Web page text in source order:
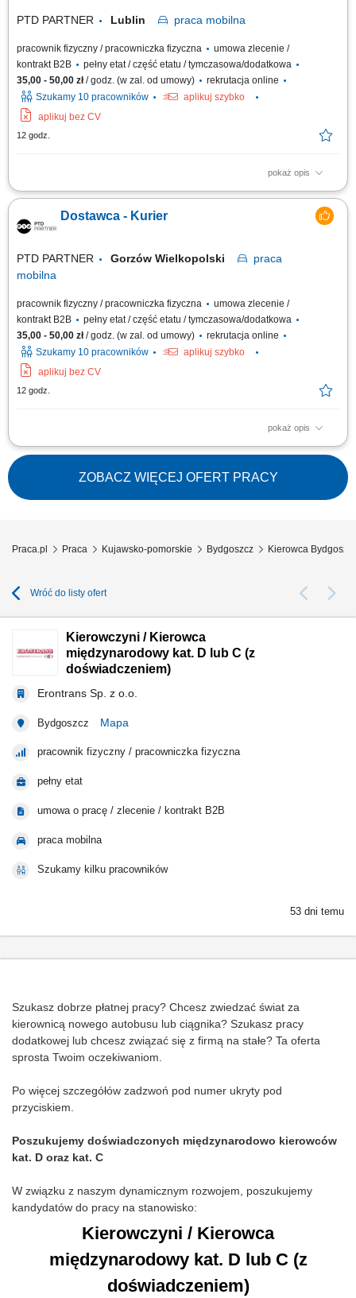
PTD PARTNER Lublin praca mobilna
pracownik fizyczny / pracowniczka fizyczna
umowa zlecenie /
kontrakt B2B
pełny etat / część etatu / tymczasowa/dodatkowa
35,00 - 50,00 zł/ godz. (w zal. od umowy)
rekrutacja online
Szukamy 10 pracowników
aplikuj szybko
aplikuj bez CV
12 godz.
pokaż opis
Zakres obowiązków Odbieranie i dostarczanie posiłków/zakupów;
Utrzymywanie dobrych relacji z klientami;
Dostawca - Kurier
PTD PARTNER Gorzów Wielkopolski
praca
mobilna
pracownik fizyczny / pracowniczka fizyczna
umowa zlecenie /
kontrakt B2B
pełny etat / część etatu / tymczasowa/dodatkowa
35,00 - 50,00 zł/ godz. (w zal. od umowy)
rekrutacja online
Szukamy 10 pracowników
aplikuj szybko
aplikuj bez CV
12 godz.
pokaż opis
Zakres obowiązków Odbieranie i dostarczanie posiłków/zakupów;
Zabezpieczanie przesyłek przed ewentualnymi uszkodzeniami;
Utrzymywanie dobrych relacji z klientami;
ZOBACZ WIĘCEJ OFERT PRACY
Praca.pl Praca Kujawsko-pomorskie Bydgoszcz Kierowca
Wróć do listy ofert
Kierowczyni / Kierowca
międzynarodowy kat. D lub C (z
doświadczeniem)
Erontrans Sp. z o.o.
Bydgoszcz Mapa
pracownik fizyczny / pracowniczka fizyczna
pełny etat
umowa o pracę / zlecenie / kontrakt B2B
praca mobilna
Szukamy kilku pracowników
53 dni temu
Szukasz dobrze płatnej pracy? Chcesz zwiedzać świat za
kierownicą nowego autobusu lub ciągnika? Szukasz pracy
dodatkowej lub chcesz związać się z firmą na stałe? Ta oferta
sprosta Twoim oczekiwaniom.
Po więcej szczegółów zadzwoń pod numer ukryty pod
przyciskiem.
Poszukujemy doświadczonych międzynarodowo kierowców
kat. D oraz kat. C
W związku z naszym dynamicznym rozwojem, poszukujemy
kandydatów do pracy na stanowisko:
Kierowczyni / Kierowca
międzynarodowy kat. D lub C (z
doświadczeniem)